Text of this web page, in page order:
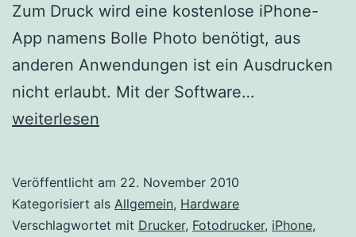
Zum Druck wird eine kostenlose iPhone-
App namens Bolle Photo benötigt, aus
anderen Anwendungen ist ein Ausdrucken
nicht erlaubt. Mit der Software…
weiterlesen
Veröffentlicht am 22. November 2010
Kategorisiert als Allgemein, Hardware
Verschlagwortet mit Drucker, Fotodrucker, iPhone,